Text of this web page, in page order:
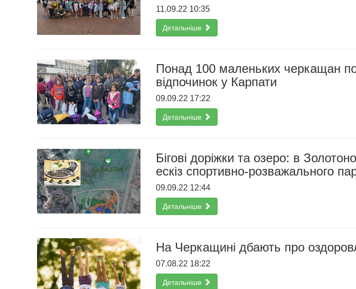
11.09.22 10:35
Детальніше
Понад 100 маленьких черкащан
відпочинок у Карпати
09.09.22 17:22
Детальніше
Бігові доріжки та озеро: в
ескіз спортивно-розважального
09.09.22 12:44
Детальніше
На Черкащині дбають про
07.08.22 18:22
Детальніше